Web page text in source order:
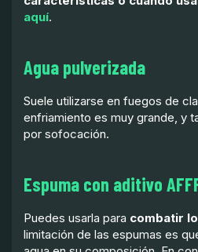
aquí.
Agua pulverizada
Suele utilizarse en fuegos de
enfriamiento es muy grande, y
por sofocación.
Espuma con aditivo
Puedes usarla para combatir
limitación de las espumas es